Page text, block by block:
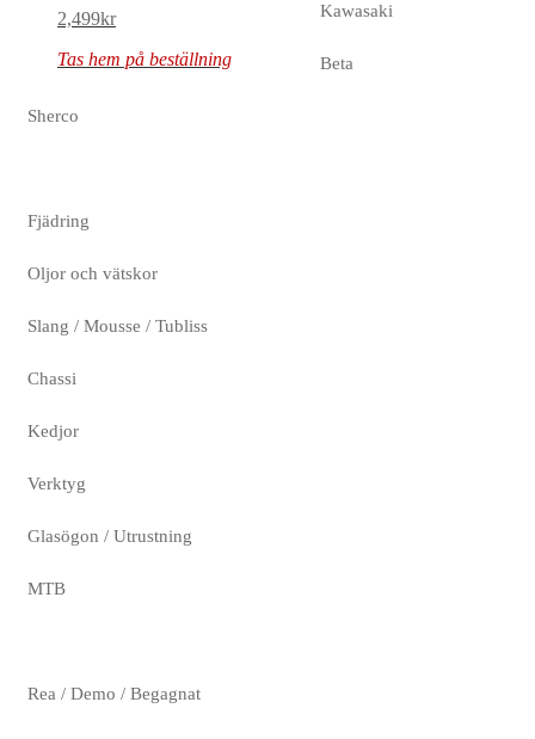
2,499kr
Tas hem på beställning
Kawasaki
Beta
Sherco
Fjädring
Oljor och vätskor
Slang / Mousse / Tubliss
Chassi
Kedjor
Verktyg
Glasögon / Utrustning
MTB
Rea / Demo / Begagnat